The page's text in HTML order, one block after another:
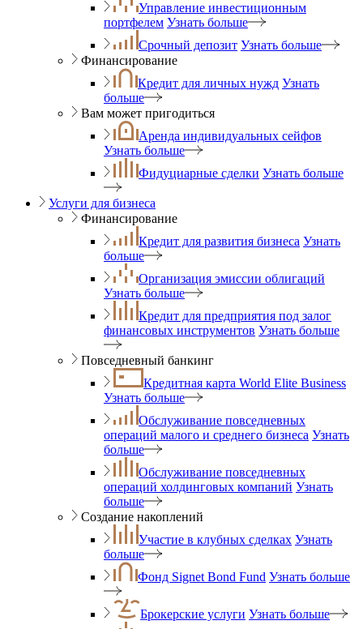
Управление инвестиционным
портфелем Узнать больше
Срочный депозит Узнать больше
Финансирование
Кредит для личных нужд Узнать
больше
Вам может пригодиться
Аренда индивидуальных сейфов
Узнать больше
Фидуциарные сделки Узнать больше
Услуги для бизнеса
Финансирование
Кредит для развития бизнеса Узнать
больше
Организация эмиссии облигаций
Узнать больше
Кредит для предприятия под залог
финансовых инструментов Узнать больше
Повседневный банкинг
Кредитная карта World Elite Business
Узнать больше
Обслуживание повседневных
операций малого и среднего бизнеса Узнать
больше
Обслуживание повседневных
операций холдинговых компаний Узнать
больше
Создание накоплений
Участие в клубных сделках Узнать
больше
Фонд Signet Bond Fund Узнать больше
Брокерские услуги Узнать больше